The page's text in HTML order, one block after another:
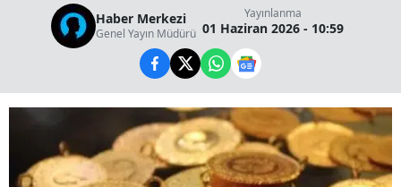
Haber Merkezi
Genel Yayın Müdürü
Yayınlanma
01 Haziran 2026 - 10:59